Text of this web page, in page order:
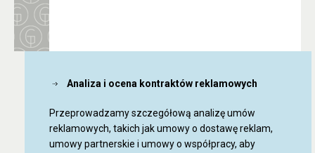
Analiza i ocena kontraktów reklamowych
Przeprowadzamy szczegółową analizę umów
reklamowych, takich jak umowy o dostawę reklam,
umowy partnerskie i umowy o współpracy, aby